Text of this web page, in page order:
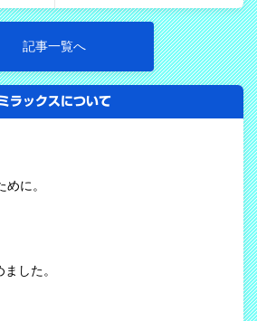
記事一覧へ
ラックスについて
に。
した。